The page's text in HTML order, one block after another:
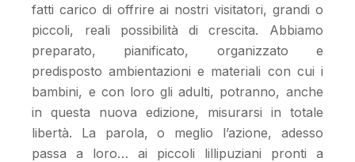
fatti carico di offrire ai nostri visitatori, grandi o
piccoli, reali possibilità di crescita. Abbiamo
preparato, pianificato, organizzato e
predisposto ambientazioni e materiali con cui i
bambini, e con loro gli adulti, potranno, anche
in questa nuova edizione, misurarsi in totale
libertà. La parola, o meglio l’azione, adesso
passa a loro… ai piccoli lillipuziani pronti a